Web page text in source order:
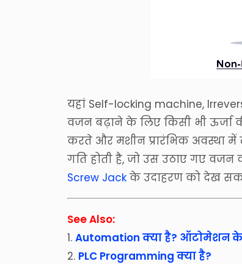
यहां Self-locking machine,
वजन बढ़ाने के लिए किसी भी ऊर्जा
करते और मशीन प्रारंभिक अवस्था
गति होती है, जो उस उठाए गए
Screw Jackके उदाहरण को देख
See Also:
1. Automation क्या है? ऑटोमेशन के
2. PLC Programming क्या है?